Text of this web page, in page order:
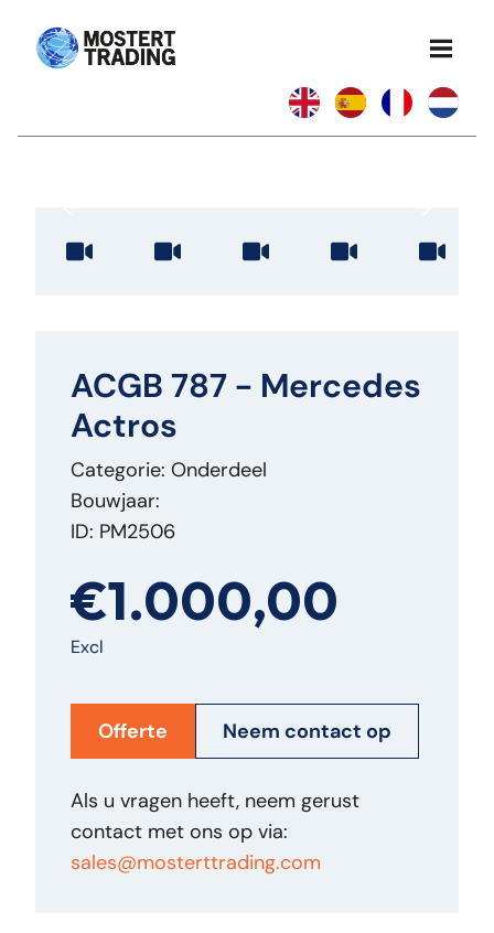
ACGB 787 - Mercedes
Actros
Categorie: Onderdeel
Bouwjaar:
ID: PM2506
€1.000,00
Excl
Offerte Neem contact op
Als u vragen heeft, neem gerust
contact met ons op via:
sales@mosterttrading.com